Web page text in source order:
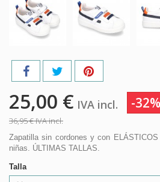
25,00 € IVA incl. -32%
36,95 €IVA incl.
Zapatilla sin cordones y con
niñas. ÚLTIMAS TALLAS.
Talla